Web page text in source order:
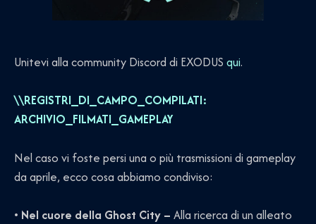
Unitevi alla community Discord di EXODUS qui.
\\REGISTRI_DI_CAMPO_COMPILATI:
ARCHIVIO_FILMATI_GAMEPLAY
Nel caso vi foste persi una o più trasmissioni di gameplay
da aprile, ecco cosa abbiamo condiviso:
• Nel cuore della Ghost City – Alla ricerca di un alleato